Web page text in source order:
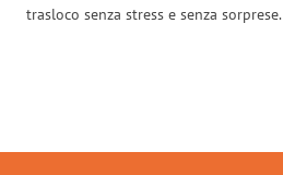
trasloco senza stress e senza sorprese.